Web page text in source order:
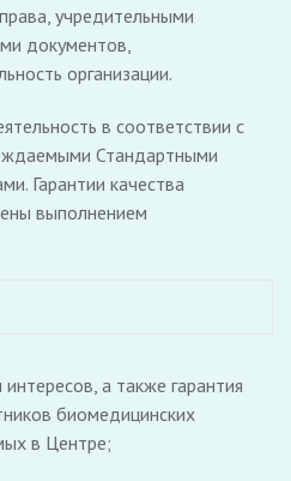
учредительными
документов,
организации.
в соответствии с
Стандартными
Гарантии качества
выполнением
а также гарантия
биомедицинских
в Центре;